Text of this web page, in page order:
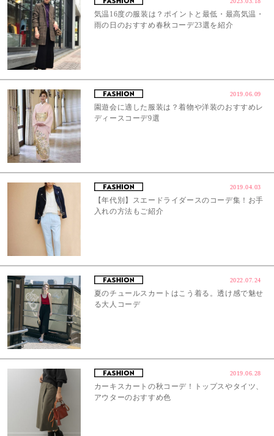
気温16度の服装は？ポイントと最低・最高気温・
雨の日のおすすめ春秋コーデ23選を紹介
2019.06.09
園遊会に適した服装は？着物や洋装のおすすめレ
ディースコーデ9選
2019.04.03
【年代別】スエードライダースのコーデ集！お手
入れの方法もご紹介
2022.07.24
夏のチュールスカートはこう着る。透け感で魅せ
る大人コーデ
2019.06.28
カーキスカートの秋コーデ！トップスやタイツ、
アウターのおすすめ色